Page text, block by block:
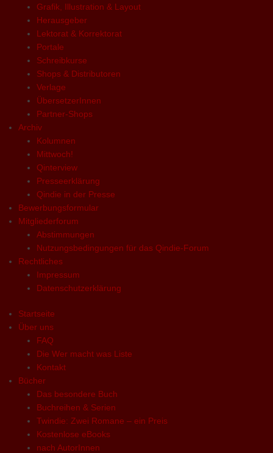
Grafik, Illustration & Layout
Herausgeber
Lektorat & Korrektorat
Portale
Schreibkurse
Shops & Distributoren
Verlage
ÜbersetzerInnen
Partner-Shops
Archiv
Kolumnen
Mittwoch!
Qinterview
Presseerklärung
Qindie in der Presse
Bewerbungsformular
Mitgliederforum
Abstimmungen
Nutzungsbedingungen für das Qindie-Forum
Rechtliches
Impressum
Datenschutzerklärung
Startseite
Über uns
FAQ
Die Wer macht was Liste
Kontakt
Bücher
Das besondere Buch
Buchreihen & Serien
Twindie: Zwei Romane – ein Preis
Kostenlose eBooks
nach AutorInnen